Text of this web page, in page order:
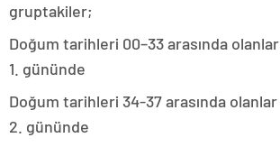
gruptakiler;
Doğum tarihleri 00–33 arasında olanlar
1. gününde
Doğum tarihleri 34-37 arasında olanlar
2. gününde